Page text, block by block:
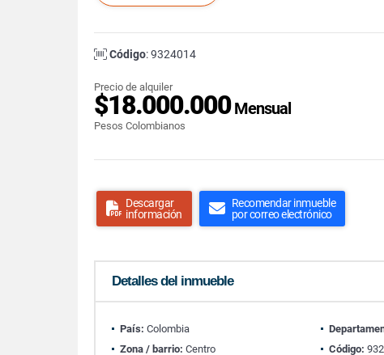
Código: 9324014
Precio de alquiler
$18.000.000Mensual
Pesos Colombianos
Descargar
información
Recomendar inmueble
por correo electrónico
Detalles del inmueble
País: Colombia
Zona / barrio: Centro Código: